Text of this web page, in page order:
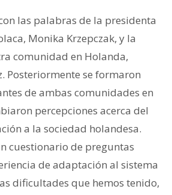
las palabras de la presidenta
Monika Krzepczak, y la
comunidad en Holanda,
Posteriormente se formaron
de ambas comunidades en
percepciones acerca del
a la sociedad holandesa.
cuestionario de preguntas
de adaptación al sistema
dificultades que hemos tenido,